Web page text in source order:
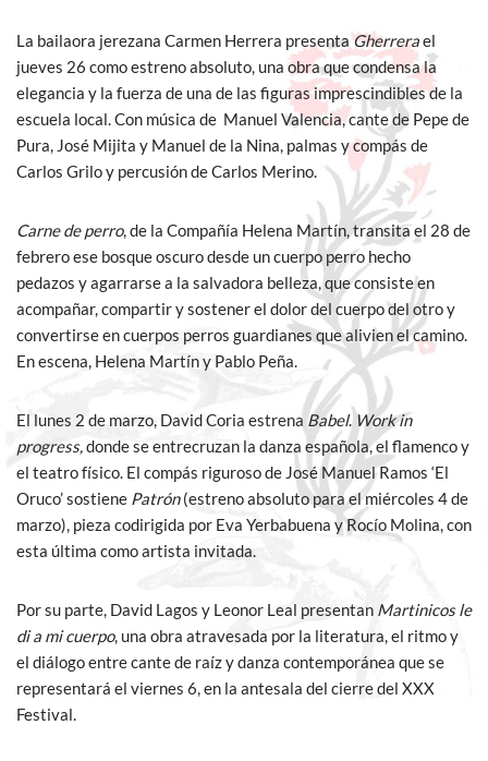
La bailaora jerezana Carmen Herrera presentaGherrerael
jueves 26 como estreno absoluto, una obra que condensa la
elegancia y la fuerza de una de las figuras imprescindibles de la
escuela local. Con música de Manuel Valencia, cante de Pepe de
Pura, José Mijita y Manuel de la Nina, palmas y compás de
Carlos Grilo y percusión de Carlos Merino.
Carne de perro, de la Compañía Helena Martín, transita el 28 de
febrero ese bosque oscuro desde un cuerpo perro hecho
pedazos y agarrarse a la salvadora belleza, que consiste en
acompañar, compartir y sostener el dolor del cuerpo del otro y
convertirse en cuerpos perros guardianes que alivien el camino.
En escena, Helena Martín y Pablo Peña.
El lunes 2 de marzo, David Coria estrena Babel. Work in
progress,donde se entrecruzan la danza española, el flamenco y
el teatro físico. El compás riguroso de José Manuel Ramos ‘El
Oruco’ sostiene Patrón(estreno absoluto para el miércoles 4 de
marzo), pieza codirigida por Eva Yerbabuena y Rocío Molina, con
esta última como artista invitada.
Por su parte, David Lagos y Leonor Leal presentan Martinicos le
di a mi cuerpo, una obra atravesada por la literatura, el ritmo y
el diálogo entre cante de raíz y danza contemporánea que se
representará el viernes 6, en la antesala del cierre del XXX
Festival.